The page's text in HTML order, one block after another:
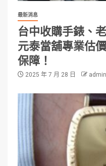
最新消息
台中收購手錶、
元泰當舖專業估
保障！
2025 年 7 月 28 日 admin